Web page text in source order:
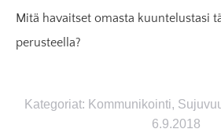
Mitä havaitset omasta kuuntelustasi
perusteella?
Kategoriat: Kommunikointi,
6.9.2018